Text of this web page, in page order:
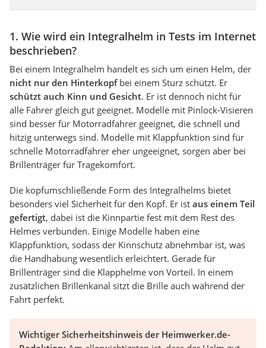
1. Wie wird ein Integralhelm in Tests im Internet
beschrieben?
Bei einem Integralhelm handelt es sich um einen Helm, der
nicht nur den Hinterkopfbei einem Sturz schützt. Er
schützt auch Kinn und Gesicht. Er ist dennoch nicht für
alle Fahrer gleich gut geeignet. Modelle mit Pinlock-Visieren
sind besser für Motorradfahrer geeignet, die schnell und
hitzig unterwegs sind. Modelle mit Klappfunktion sind für
schnelle Motorradfahrer eher ungeeignet, sorgen aber bei
Brillenträger für Tragekomfort.
Die kopfumschließende Form des Integralhelms bietet
besonders viel Sicherheit für den Kopf. Er ist aus einem Teil
gefertigt, dabei ist die Kinnpartie fest mit dem Rest des
Helmes verbunden. Einige Modelle haben eine
Klappfunktion, sodass der Kinnschutz abnehmbar ist, was
die Handhabung wesentlich erleichtert. Gerade für
Brillenträger sind die Klapphelme von Vorteil. In einem
zusätzlichen Brillenkanal sitzt die Brille auch während der
Fahrt perfekt.
Wichtiger Sicherheitshinweis der Heimwerker.de-